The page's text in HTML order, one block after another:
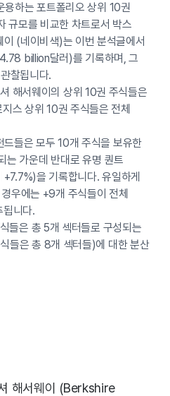
하는 포트폴리오 상위 10권
규모를 비교한 차트로서 박스
(네이비색)는 이번 분석글에서
billion달러)를 기록하며, 그
찰됩니다.
해서웨이의 상위 10권 주식들은
스 상위 10권 주식들은 전체
들은 모두 10개 주식을 보유한
는 가운데 반대로 유명 퀀트
을 기록합니다. 유일하게
우에는 +9개 주식들이 전체
니다.
들은 총 5개 섹터들로 구성되는
들은 총 8개 섹터들)에 대한 분산
해서웨이 (Berkshire